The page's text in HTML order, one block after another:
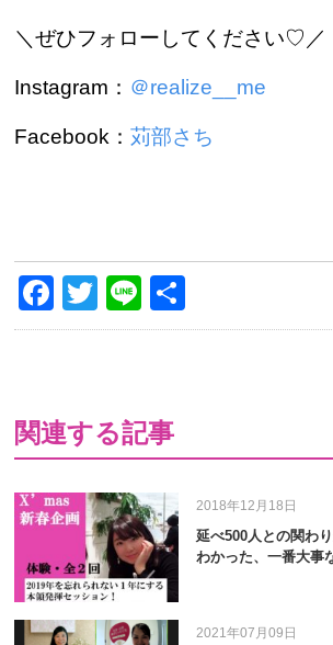
＼ぜひフォローしてください♡／
Instagram： ＠realize__me
Facebook：苅部さち
Facebook
Twitter
Line
有
関連する記事
2018年12月18日
延べ500人との関わ
わかった、一番大事
2021年07月09日